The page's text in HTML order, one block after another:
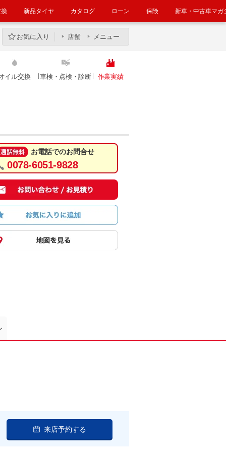
新品タイヤ カタログ ローン 保険 新車・中古車マガ
お気に入り 店舗 メニュー
イル交換 車検・点検・診断 作業実績
お電話でのお問合せ
0078-6051-9828
来店予約する